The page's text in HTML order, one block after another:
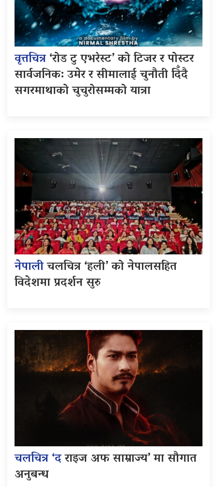
वृत्तचित्र‘रोड टु एभरेस्ट’ को टिजर र पोस्टर
सार्वजनिक: उमेर र सीमालाई चुनौती दिँदै
सगरमाथाको चुचुरोसम्मको यात्रा
नेपालीचलचित्र ‘हली’ को नेपालसहित
विदेशमा प्रदर्शन सुरु
चलचित्र ‘दराइज अफ साम्राज्य’ मा सौगात
अनुबन्ध